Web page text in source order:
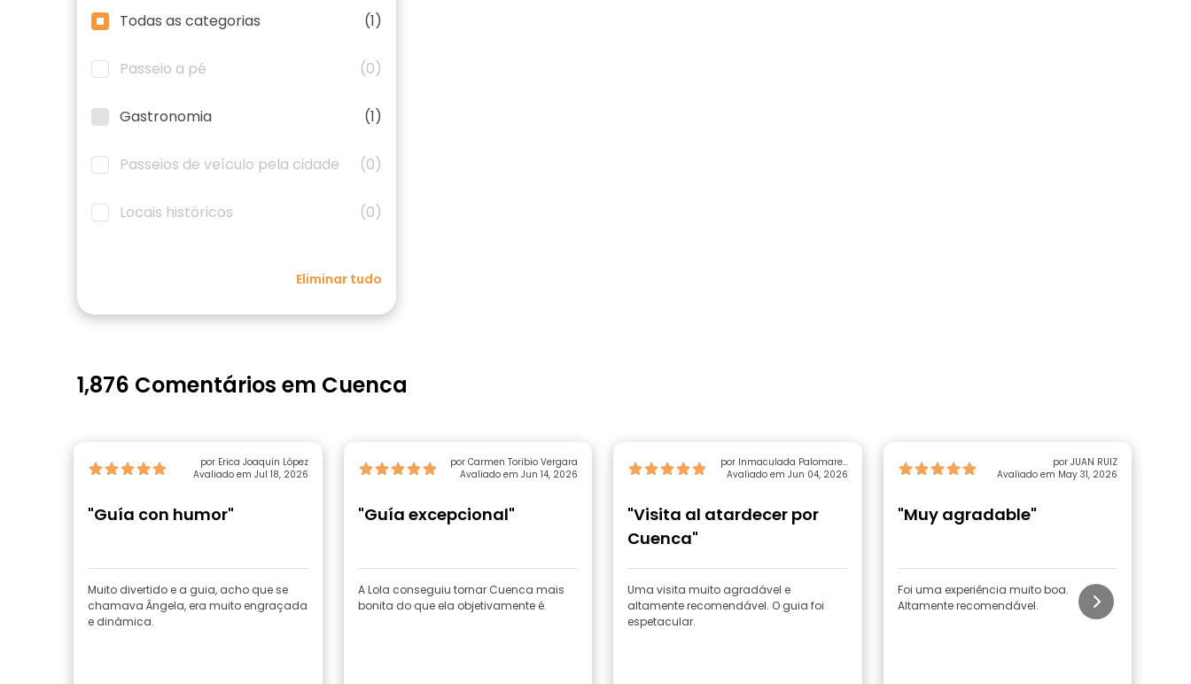
Todas as categorias (1)
Passeio a pé (0)
Gastronomia (1)
Passeios de veículo pela cidade (0)
Locais históricos (0)
Eliminar tudo
1,876 Comentários em Cuenca
por Erica Joaquín López
Avaliado em Jul 18, 2026
"Guía con humor"
Muito divertido e a guia, acho que se
chamava Ângela, era muito engraçada
e dinâmica.
por Carmen Toribio Vergara
Avaliado em Jun 14, 2026
"Guía excepcional"
A Lola conseguiu tornar Cuenca mais
bonita do que ela objetivamente é.
por Inmaculada Palomares
Fernandez
Avaliado em Jun 04, 2026
"Visita al atardecer por
Cuenca"
Uma visita muito agradável e
altamente recomendável. O guia foi
espetacular.
por JUAN RUIZ
Avaliado em May 31, 2026
"Muy agradable"
Foi uma experiência muito boa.
Altamente recomendável.